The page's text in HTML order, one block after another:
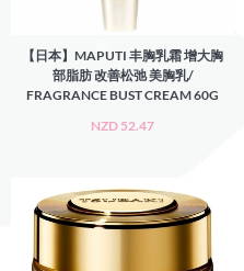
【日本】MAPUTI 丰胸乳霜 增大胸
部脂肪 改善松弛 美胸乳/
FRAGRANCE BUST CREAM 60G
NZD 52.47